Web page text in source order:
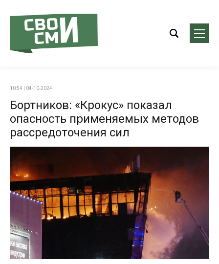
10:54 | 04-10-2024
Бортников: «Крокус» показал
опасность применяемых методов
рассредоточения сил